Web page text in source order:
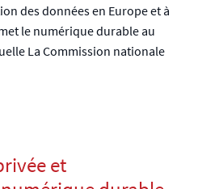
des données en Europe et à
le numérique durable au
La Commission nationale
et